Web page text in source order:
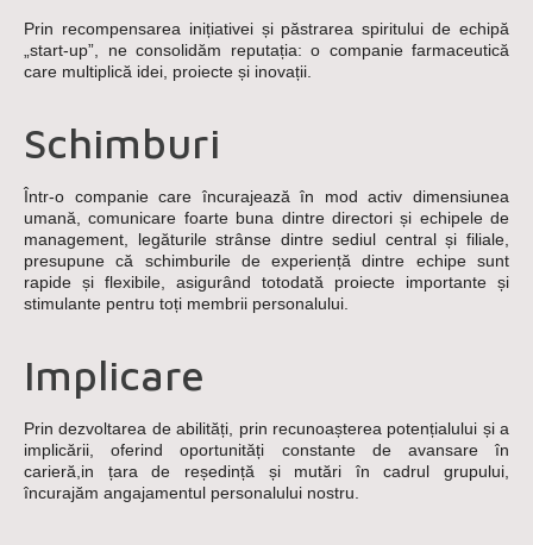
Prin recompensarea inițiativei și păstrarea spiritului de echipă
„start-up”, ne consolidăm reputația: o companie farmaceutică
care multiplică idei, proiecte și inovații.
Schimburi
Într-o companie care încurajează în mod activ dimensiunea
umană, comunicare foarte buna dintre directori și echipele de
management, legăturile strânse dintre sediul central și filiale,
presupune că schimburile de experiență dintre echipe sunt
rapide și flexibile, asigurând totodată proiecte importante și
stimulante pentru toți membrii personalului.
Implicare
Prin dezvoltarea de abilități, prin recunoașterea potențialului și a
implicării, oferind oportunități constante de avansare în
carieră,in țara de reședință și mutări în cadrul grupului,
încurajăm angajamentul personalului nostru.